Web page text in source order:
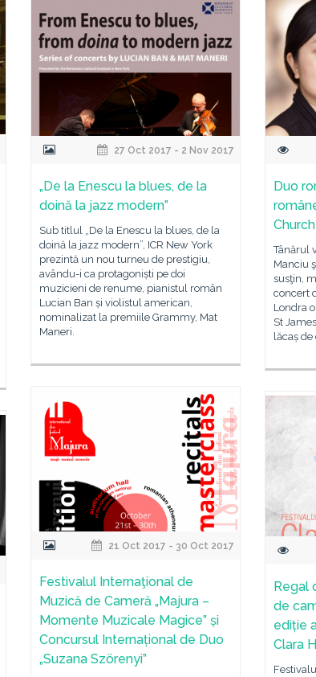
27 Oct 2017 - 2 Nov 2017
„De la Enescu la blues, de la
doină la jazz modern”
Sub titlul „De la Enescu la blues, de la
doină la jazz modern”, ICR New York
prezintă un nou turneu de prestigiu,
avându-i ca protagoniști pe doi
muzicieni de renume, pianistul român
Lucian Ban și violistul american,
nominalizat la premiile Grammy, Mat
Maneri.
Duo
Tânărul
Manciu
susţin,
concert
Londra
St
lăcaș
21 Oct 2017 - 30 Oct 2017
Festivalul Internaţional de
Muzică de Cameră „Majura –
Momente Muzicale Magice” și
Concursul Internațional de Duo
„Suzana Szörenyi”
Regal
de
ediție
Clara